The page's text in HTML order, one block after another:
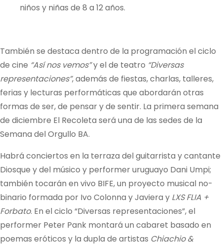
niños y niñas de 8 a 12 años.
También se destaca dentro de la programación el ciclo
de cine “Así nos vemos”y el de teatro “Diversas
representaciones”, además de fiestas, charlas, talleres,
ferias y lecturas performáticas que abordarán otras
formas de ser, de pensar y de sentir. La primera semana
de diciembre El Recoleta será una de las sedes de la
Semana del Orgullo BA.
Habrá conciertos en la terraza del guitarrista y cantante
Diosque y del músico y performer uruguayo Dani Umpi;
también tocarán en vivo BIFE, un proyecto musical no-
binario formada por Ivo Colonna y Javiera y LXS FLIA +
Forbato. En el ciclo “Diversas representaciones”, el
performer Peter Pank montará un cabaret basado en
poemas eróticos y la dupla de artistas Chiachio &